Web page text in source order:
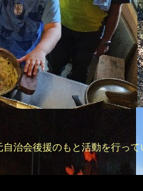
治会後援のもと活動を行って